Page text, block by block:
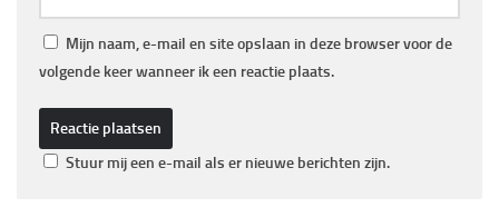
Mijn naam, e-mail en site opslaan in deze browser voor de
volgende keer wanneer ik een reactie plaats.
Stuur mij een e-mail als er nieuwe berichten zijn.